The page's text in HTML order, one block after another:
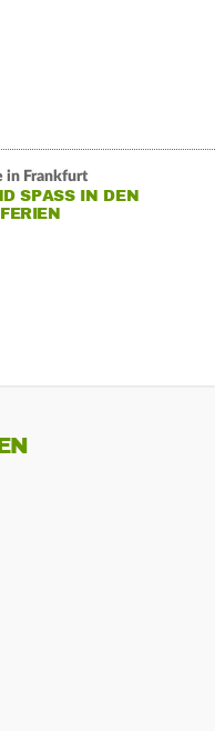
in Frankfurt
SPASS IN DEN S